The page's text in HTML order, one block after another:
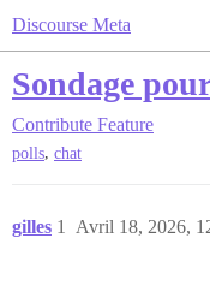
Discourse Meta
Sondage
Contribute Feature
polls, chat
gilles Avril 18, 2026,
1